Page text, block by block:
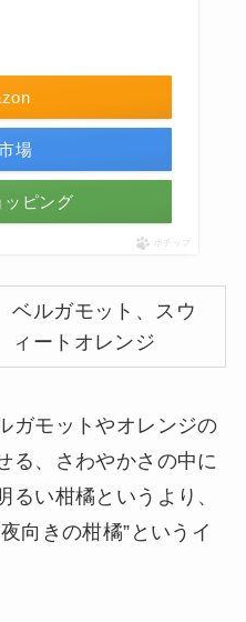
場
ッピング
ポチップ
ベルガモット、スウ
ィートオレンジ
ガモットやオレンジの
る、さわやかさの中に
い柑橘というより、
向きの柑橘”というイ